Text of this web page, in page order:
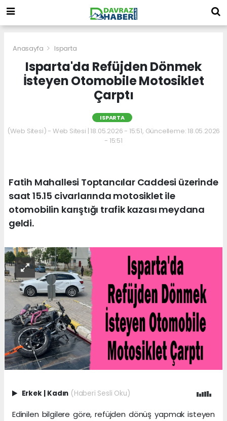
Anasayfa Isparta
Isparta'da Refüjden Dönmek
İsteyen Otomobile Motosiklet
Çarptı
ISPARTA
(Web Sitesi) - Web Sitesi | 18.05.2026 - 15:51, Güncelleme: 18.05.2026
- 15:51
Fatih Mahallesi Toptancılar Caddesi üzerinde
saat 15.15 civarlarında motosiklet ile
otomobilin karıştığı trafik kazası meydana
geldi.
Erkek | Kadın (Haberi Sesli Oku)
Edinilen bilgilere göre, refüjden dönüş yapmak isteyen